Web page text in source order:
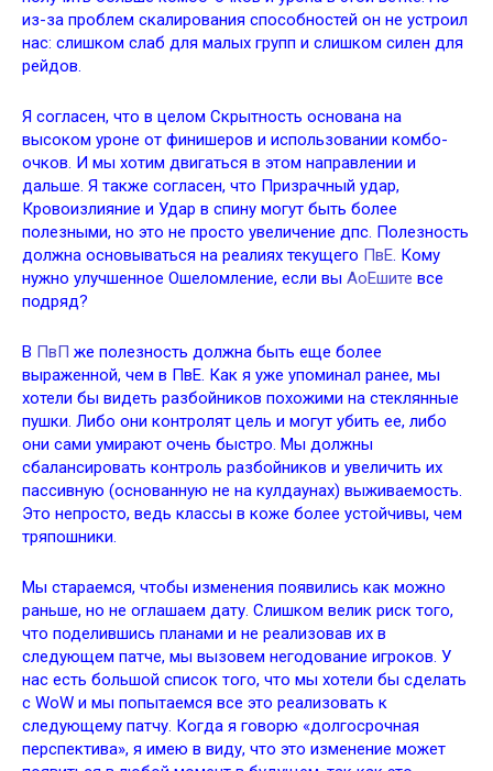
из-за проблем скалирования способностей он не устроил
нас: слишком слаб для малых групп и слишком силен для
рейдов.
Я согласен, что в целом Скрытность основана на
высоком уроне от финишеров и использовании комбо-
очков. И мы хотим двигаться в этом направлении и
дальше. Я также согласен, что Призрачный удар,
Кровоизлияние и Удар в спину могут быть более
полезными, но это не просто увеличение дпс. Полезность
должна основываться на реалиях текущего ПвЕ. Кому
нужно улучшенное Ошеломление, если вы АоЕшите все
подряд?
В ПвП же полезность должна быть еще более
выраженной, чем в ПвЕ. Как я уже упоминал ранее, мы
хотели бы видеть разбойников похожими на стеклянные
пушки. Либо они контролят цель и могут убить ее, либо
они сами умирают очень быстро. Мы должны
сбалансировать контроль разбойников и увеличить их
пассивную (основанную не на кулдаунах) выживаемость.
Это непросто, ведь классы в коже более устойчивы, чем
тряпошники.
Мы стараемся, чтобы изменения появились как можно
раньше, но не оглашаем дату. Слишком велик риск того,
что поделившись планами и не реализовав их в
следующем патче, мы вызовем негодование игроков. У
нас есть большой список того, что мы хотели бы сделать
с WoW и мы попытаемся все это реализовать к
следующему патчу. Когда я говорю «долгосрочная
перспектива», я имею в виду, что это изменение может